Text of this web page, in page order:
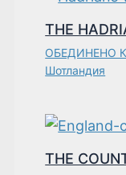
THE
ОБЕДИНЕНО
Шотландия
THE